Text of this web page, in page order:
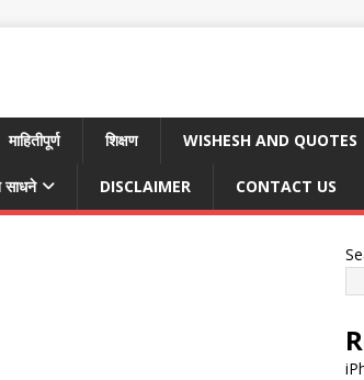
माहितीपूर्ण शिक्षण WISHESH AND QUOTES
DISCLAIMER CONTACT US